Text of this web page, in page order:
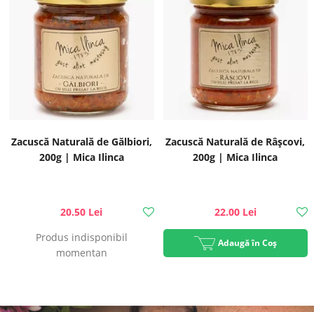
Zacuscă Naturală de Gălbiori,
200g | Mica Ilinca
20.50 Lei
Produs indisponibil
momentan
Zacuscă Naturală de Râșcovi,
200g | Mica Ilinca
22.00 Lei
Adaugă în Coș